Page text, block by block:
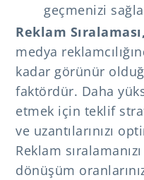
geçmenizi
Reklam Sıralaması,
medya
kadar görünür
faktördür. Daha
etmek için teklif
ve uzantılarınızı
Reklam
dönüşüm